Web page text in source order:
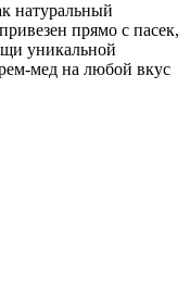
натуральный
прямо с пасек,
уникальной
мед на любой вкус